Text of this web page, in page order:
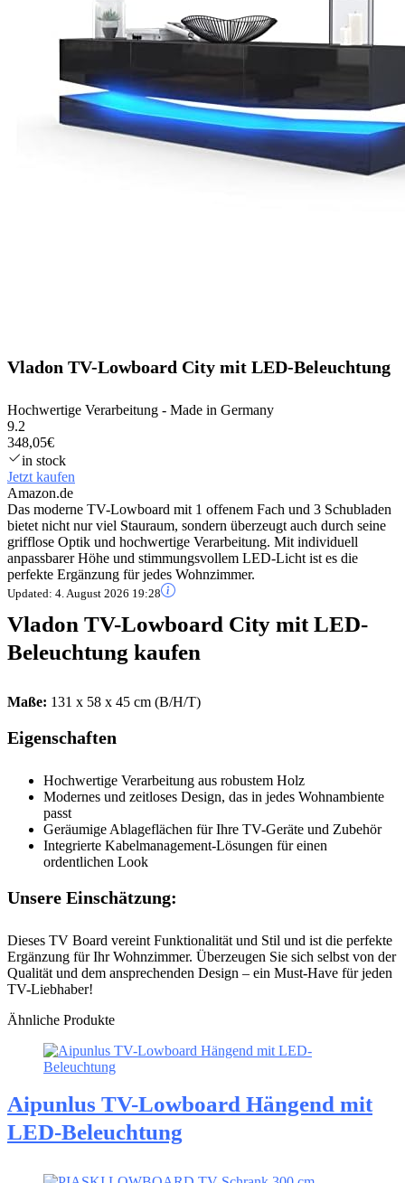
Vladon TV-Lowboard City mit LED-Beleuchtung
Hochwertige Verarbeitung - Made in Germany
9.2
348,05€
in stock
Jetzt kaufen
Amazon.de
Das moderne TV-Lowboard mit 1 offenem Fach und 3 Schubladen
bietet nicht nur viel Stauraum, sondern überzeugt auch durch seine
grifflose Optik und hochwertige Verarbeitung. Mit individuell
anpassbarer Höhe und stimmungsvollem LED-Licht ist es die
perfekte Ergänzung für jedes Wohnzimmer.
Updated: 4. August 2026 19:28
Vladon TV-Lowboard City mit LED-
Beleuchtung kaufen
Maße: 131 x 58 x 45 cm (B/H/T)
Eigenschaften
Hochwertige Verarbeitung aus robustem Holz
Modernes und zeitloses Design, das in jedes Wohnambiente
passt
Geräumige Ablageflächen für Ihre TV-Geräte und Zubehör
Integrierte Kabelmanagement-Lösungen für einen
ordentlichen Look
Unsere Einschätzung:
Dieses TV Board vereint Funktionalität und Stil und ist die perfekte
Ergänzung für Ihr Wohnzimmer. Überzeugen Sie sich selbst von der
Qualität und dem ansprechenden Design – ein Must-Have für jeden
TV-Liebhaber!
Ähnliche Produkte
Aipunlus TV-Lowboard Hängend mit
LED-Beleuchtung